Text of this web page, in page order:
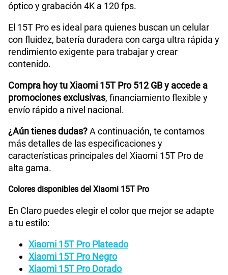
GPS Sí
Lector de Huella
óptico y grabación 4K a 120 fps.
El 15T Pro es ideal para quienes buscan un celular
con fluidez, batería duradera con carga ultra rápida y
rendimiento exigente para trabajar y crear
contenido.
Compra hoy tu Xiaomi 15T Pro 512 GB y accede a
promociones exclusivas, financiamiento flexible y
envío rápido a nivel nacional.
¿Aún tienes dudas?A continuación, te contamos
más detalles de las especificaciones y
características principales del Xiaomi 15T Pro de
alta gama.
Colores disponibles del Xiaomi 15T Pro
En Claro puedes elegir el color que mejor se adapte
a tu estilo:
Xiaomi 15T Pro Plateado
Xiaomi 15T Pro Negro
Xiaomi 15T Pro Dorado